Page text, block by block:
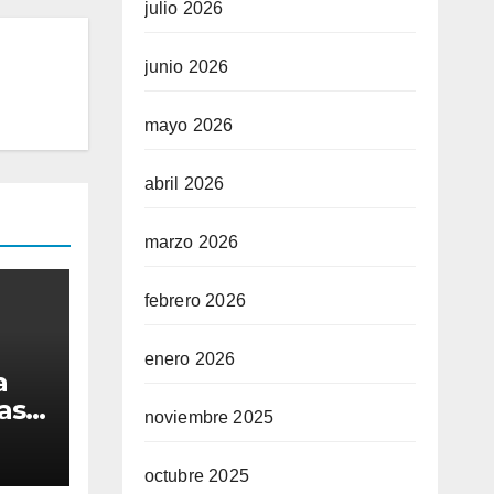
julio 2026
junio 2026
mayo 2026
abril 2026
marzo 2026
febrero 2026
enero 2026
noviembre 2025
octubre 2025